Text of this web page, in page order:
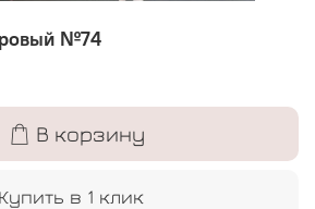
№74
В корзину
Купить в 1 клик